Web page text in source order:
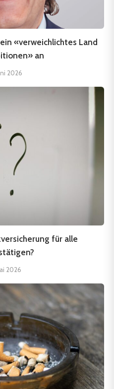
«verweichlichtes Land
an
2026
für alle
2026